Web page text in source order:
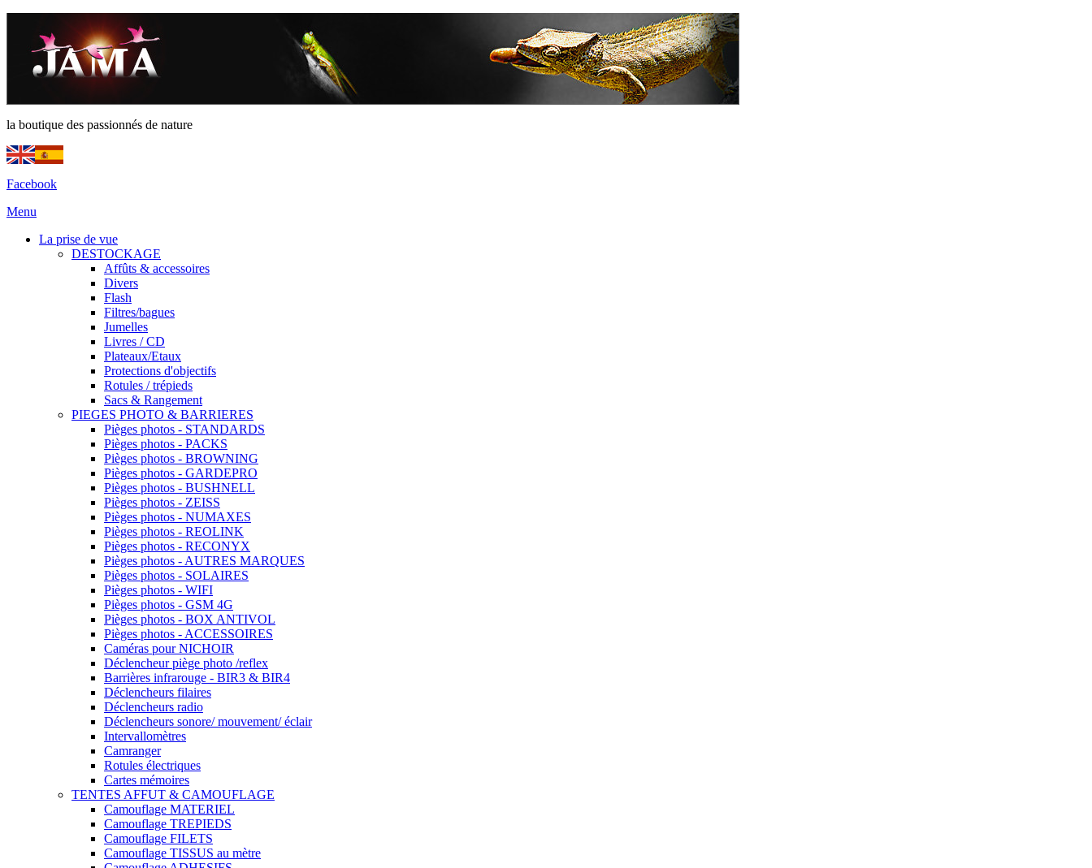
la boutique des passionnés de nature
Facebook
Menu
La prise de vue
DESTOCKAGE
Affûts & accessoires
Divers
Flash
Filtres/bagues
Jumelles
Livres / CD
Plateaux/Etaux
Protections d'objectifs
Rotules / trépieds
Sacs & Rangement
PIEGES PHOTO & BARRIERES
Pièges photos - STANDARDS
Pièges photos - PACKS
Pièges photos - BROWNING
Pièges photos - GARDEPRO
Pièges photos - BUSHNELL
Pièges photos - ZEISS
Pièges photos - NUMAXES
Pièges photos - REOLINK
Pièges photos - RECONYX
Pièges photos - AUTRES MARQUES
Pièges photos - SOLAIRES
Pièges photos - WIFI
Pièges photos - GSM 4G
Pièges photos - BOX ANTIVOL
Pièges photos - ACCESSOIRES
Caméras pour NICHOIR
Déclencheur piège photo /reflex
Barrières infrarouge - BIR3 & BIR4
Déclencheurs filaires
Déclencheurs radio
Déclencheurs sonore/ mouvement/ éclair
Intervallomètres
Camranger
Rotules électriques
Cartes mémoires
TENTES AFFUT & CAMOUFLAGE
Camouflage MATERIEL
Camouflage TREPIEDS
Camouflage FILETS
Camouflage TISSUS au mètre